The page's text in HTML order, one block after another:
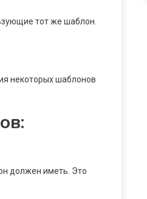
тот же шаблон.
некоторых шаблонов
должен иметь. Это